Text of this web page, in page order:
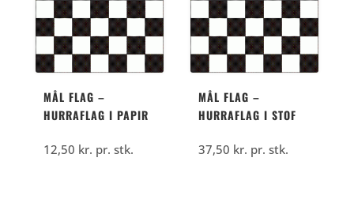
MÅL FLAG –
HURRAFLAG I PAPIR
12,50 kr. pr. stk.
MÅL FLAG –
HURRAFLAG I STOF
37,50 kr. pr. stk.